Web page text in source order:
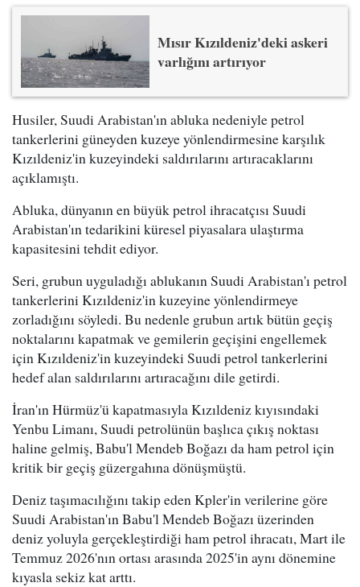
Mısır Kızıldeniz'deki askeri
varlığını artırıyor
Husiler, Suudi Arabistan'ın abluka nedeniyle petrol
tankerlerini güneyden kuzeye yönlendirmesine karşılık
Kızıldeniz'in kuzeyindeki saldırılarını artıracaklarını
açıklamıştı.
Abluka, dünyanın en büyük petrol ihracatçısı Suudi
Arabistan'ın tedarikini küresel piyasalara ulaştırma
kapasitesini tehdit ediyor.
Seri, grubun uyguladığı ablukanın Suudi Arabistan'ı petrol
tankerlerini Kızıldeniz'in kuzeyine yönlendirmeye
zorladığını söyledi. Bu nedenle grubun artık bütün geçiş
noktalarını kapatmak ve gemilerin geçişini engellemek
için Kızıldeniz'in kuzeyindeki Suudi petrol tankerlerini
hedef alan saldırılarını artıracağını dile getirdi.
İran'ın Hürmüz'ü kapatmasıyla Kızıldeniz kıyısındaki
Yenbu Limanı, Suudi petrolünün başlıca çıkış noktası
haline gelmiş, Babu'l Mendeb Boğazı da ham petrol için
kritik bir geçiş güzergahına dönüşmüştü.
Deniz taşımacılığını takip eden Kpler'in verilerine göre
Suudi Arabistan'ın Babu'l Mendeb Boğazı üzerinden
deniz yoluyla gerçekleştirdiği ham petrol ihracatı, Mart ile
Temmuz 2026'nın ortası arasında 2025'in aynı dönemine
kıyasla sekiz kat arttı.